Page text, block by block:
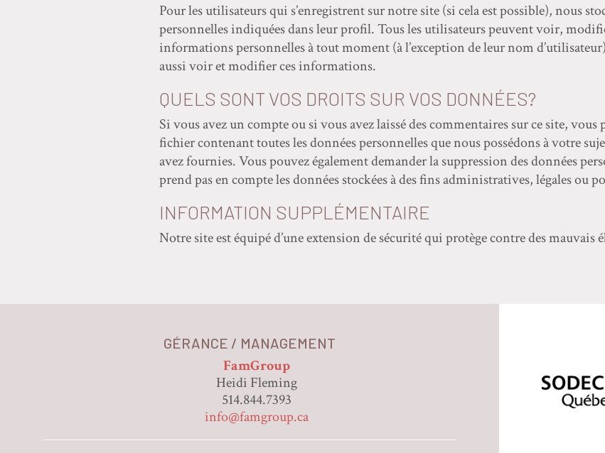
Pour les utilisateurs qui s’enregistrent sur notre site (si cela est possible), nous
personnelles indiquées dans leur profil. Tous les utilisateurs peuvent voir,
informations personnelles à tout moment (à l’exception de leur nom
aussi voir et modifier ces informations.
QUELS SONT VOS DROITS SUR VOS DONNÉES?
Si vous avez un compte ou si vous avez laissé des commentaires sur ce site,
fichier contenant toutes les données personnelles que nous possédons à votre
avez fournies. Vous pouvez également demander la suppression des données
prend pas en compte les données stockées à des fins administratives, légales ou
INFORMATION SUPPLÉMENTAIRE
Notre site est équipé d’une extension de sécurité qui protège contre des mauvais
GÉRANCE / MANAGEMENT
FamGroup
Heidi Fleming
514.844.7393
info@famgroup.ca